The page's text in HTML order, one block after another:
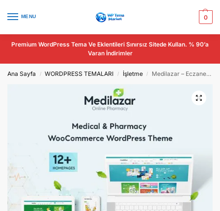
MENU 0
Premium WordPress Tema Ve Eklentileri Sınırsız Sitede Kullan. % 90’a
Varan İndirimler
Ana Sayfa / WORDPRESS TEMALARI / İşletme / Medilazar – Eczane Tıbbi WooCommerce WordPress Teması